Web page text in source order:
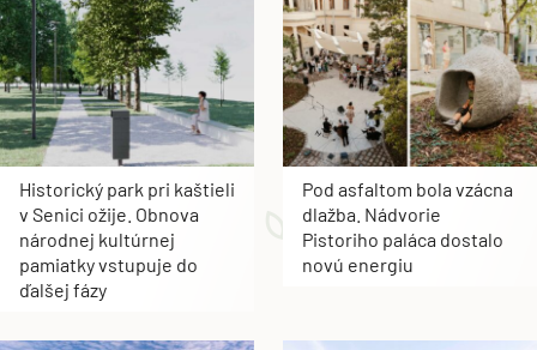
Historický park pri kaštieli
v Senici ožije. Obnova
národnej kultúrnej
pamiatky vstupuje do
ďalšej fázy
Pod asfaltom bola vzácna
dlažba. Nádvorie
Pistoriho paláca dostalo
novú energiu